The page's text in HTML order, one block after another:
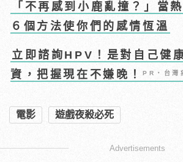
「不再感到小鹿亂撞？」當
６個方法使你們的感情恆溫
立即諮詢HPV！是對自己健
資，把握現在不嫌晚！PR・台灣
電影 遊戲夜殺必死
Advertisements